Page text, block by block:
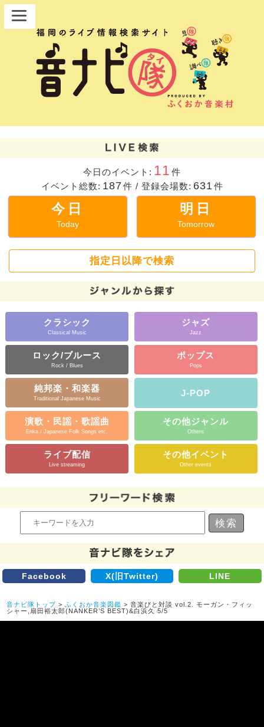
今日のイベント: 11 件
イベント総数: 187 件 / 登録会場数: 631 件
今日
Today
明日
Tomorrow
指定日以降で検索
クラシック
Classical Music
ジャズ
Jazz
ロック/ブルース
Rock / Blues
ポップス
Pops
純邦楽・和楽器
Traditional Japanese Music
J-POP
演歌・民謡・歌謡曲
Enka / Japanese Folk Songs etc.
その他ジャンル
Others
ライブ配信
Live streaming
その他イベント
Other events
Facebook X(旧Twitter) LINE
音ナビ隊トップ >ふくおか音楽図鑑 > 音楽びと対談 vol.2. モーガン・フィッ
シャー,扇田裕太郎(NANKER’S BEST)&白浜久 5/5